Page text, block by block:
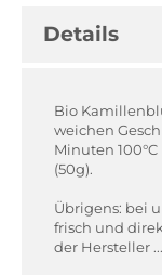
Details
Bio
weichen
Minuten
(50g).
Übrigens: bei
frisch und
der Hersteller